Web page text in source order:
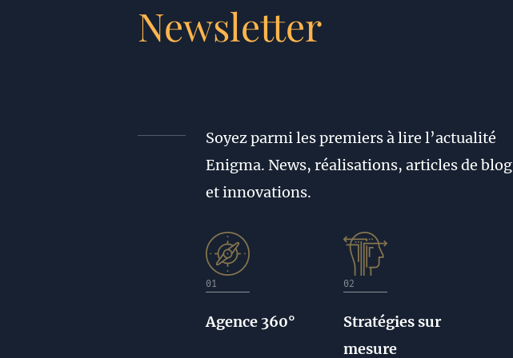
Newsletter
Soyez parmi les premiers à lire l’actualité
Enigma. News, réalisations, articles de blog
et innovations.
01
Agence 360°
02
Stratégies sur
mesure